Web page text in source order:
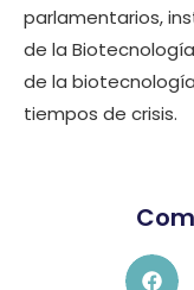
parlamentarios,
de la
de la
tiempos de crisis.